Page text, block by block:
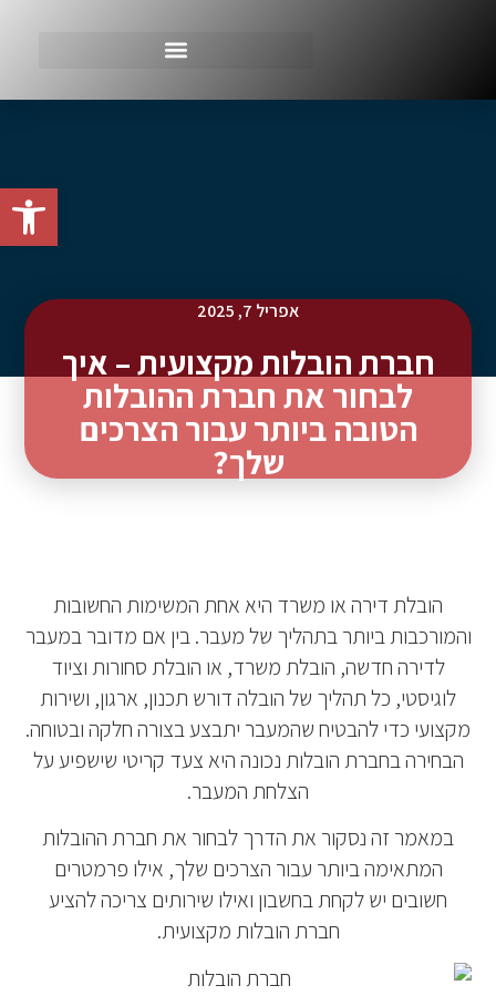
פתח
אפריל 7, 2025
חברת הובלות מקצועית – איך
לבחור את חברת ההובלות
הטובה ביותר עבור הצרכים
שלך?
הובלת דירה או משרד היא אחת המשימות החשובות
והמורכבות ביותר בתהליך של מעבר. בין אם מדובר במעבר
לדירה חדשה, הובלת משרד, או הובלת סחורות וציוד
לוגיסטי, כל תהליך של הובלה דורש תכנון, ארגון, ושירות
מקצועי כדי להבטיח שהמעבר יתבצע בצורה חלקה ובטוחה.
הבחירה בחברת הובלות נכונה היא צעד קריטי שישפיע על
הצלחת המעבר.
במאמר זה נסקור את הדרך לבחור את חברת ההובלות
המתאימה ביותר עבור הצרכים שלך, אילו פרמטרים
חשובים יש לקחת בחשבון ואילו שירותים צריכה להציע
חברת הובלות מקצועית.